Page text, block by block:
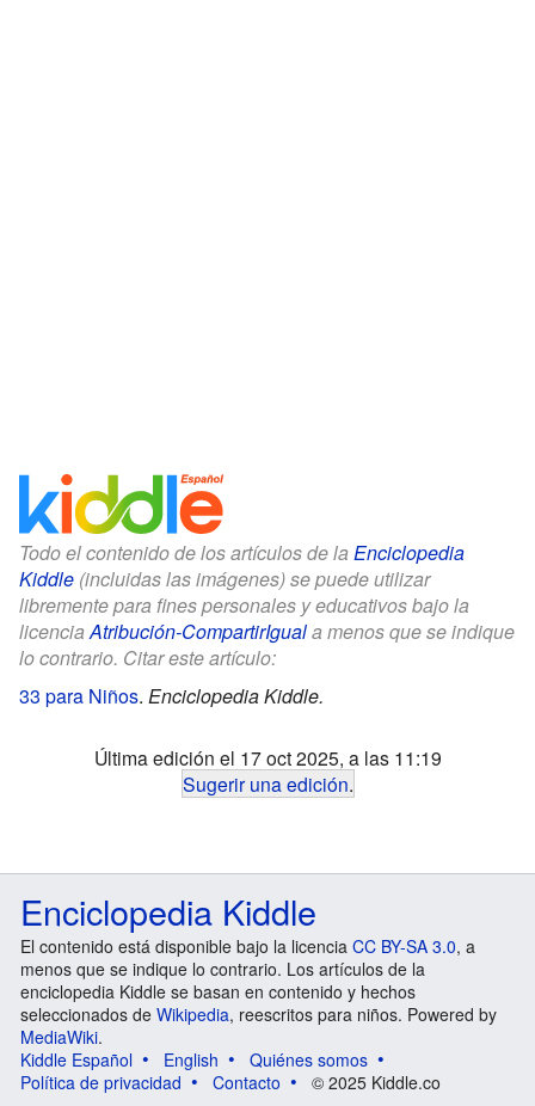
Todo el contenido de los artículos de la Enciclopedia
Kiddle (incluidas las imágenes) se puede utilizar
libremente para fines personales y educativos bajo la
licenciaAtribución-CompartirIguala menos que se indique
lo contrario. Citar este artículo:
33 para Niños. Enciclopedia Kiddle.
Última edición el 17 oct 2025, a las 11:19
Sugerir una edición.
Enciclopedia Kiddle
El contenido está disponible bajo la licencia CC BY-SA 3.0, a
menos que se indique lo contrario. Los artículos de la
enciclopedia Kiddle se basan en contenido y hechos
seleccionados de Wikipedia, reescritos para niños. Powered by
MediaWiki.
Kiddle Español
English
Quiénes somos
Política de privacidad
Contacto © 2025 Kiddle.co